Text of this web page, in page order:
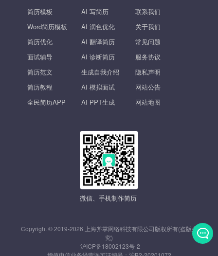
简历模板
Word简历模板
简历优化
面试辅导
简历范文
简历教程
全民简历APP
AI 写简历
AI 润色优化
AI 翻译简历
AI 诊断简历
生成自我介绍
AI 模拟面试
AI PPT生成
联系我们
关于我们
常见问题
服务协议
隐私声明
网站公告
网站地图
微信、手机制作简历
Copyright © 2019-2026 上海斧掌网络科技有限公司版权所有(盗版必
究)
沪ICP备18002123号-2